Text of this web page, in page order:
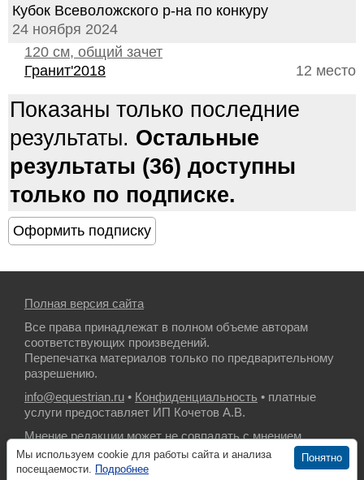
Кубок Всеволожского р-на по конкуру
24 ноября 2024
120 см, общий зачет
12 место
Гранит'2018
Показаны только последние
результаты. Остальные
результаты (36) доступны
только по подписке.
Полная версия сайта
Все права принадлежат в полном объеме авторам
соответствующих произведений.
Перепечатка материалов только по предварительному
разрешению.
info@equestrian.ru • Конфиденциальность • платные
услуги предоставляет ИП Кочетов А.В.
Мнение редакции может не совпадать с мнением
авторов.
Понятно
Мы используем cookie для работы сайта и анализа
посещаемости. Подробнее